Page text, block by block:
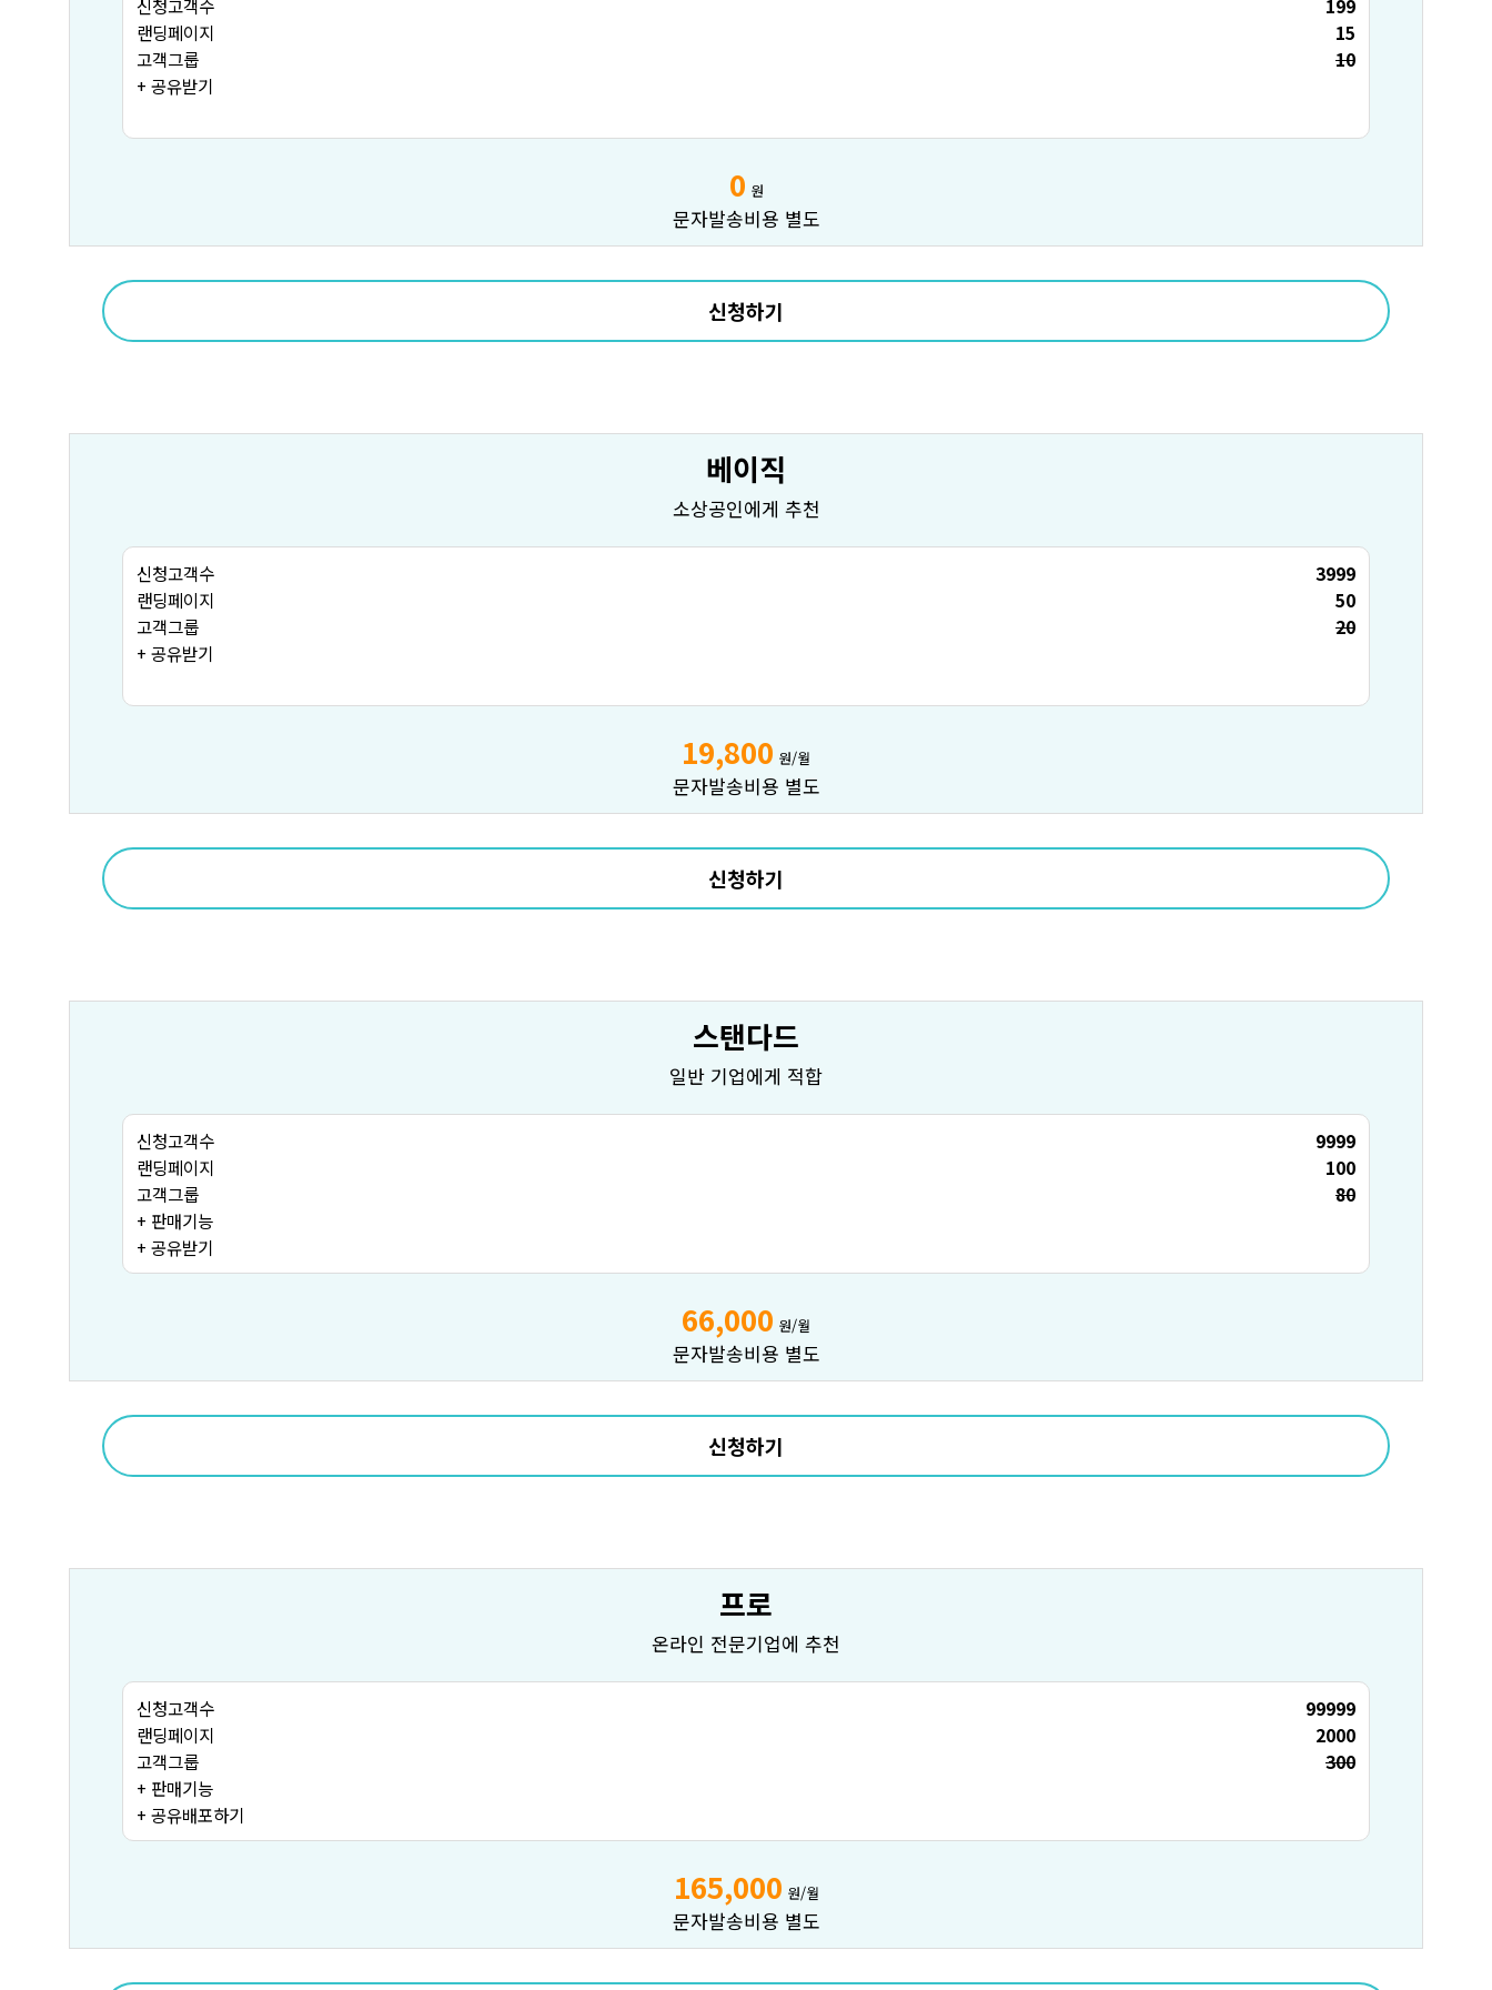
신청고객수
199
랜딩페이지
15
고객그룹
10
+ 공유받기
0 원
문자발송비용 별도
신청하기
베이직
소상공인에게 추천
신청고객수
3999
랜딩페이지
50
고객그룹
20
+ 공유받기
19,800 원/월
문자발송비용 별도
신청하기
스탠다드
일반 기업에게 적합
신청고객수
9999
랜딩페이지
100
고객그룹
80
+ 판매기능
+ 공유받기
66,000 원/월
문자발송비용 별도
신청하기
프로
온라인 전문기업에 추천
신청고객수
99999
랜딩페이지
2000
고객그룹
300
+ 판매기능
+ 공유배포하기
165,000 원/월
문자발송비용 별도